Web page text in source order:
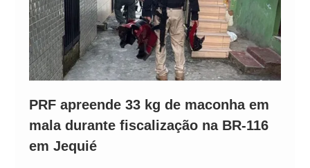
PRF apreende 33 kg de maconha em
mala durante fiscalização na BR-116
em Jequié